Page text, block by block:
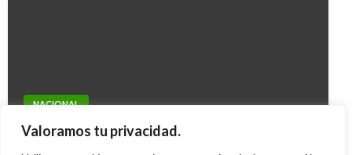
Valoramos tu privacidad.
NACIONAL
Policía incautó 1,304 kilos de cocaína en